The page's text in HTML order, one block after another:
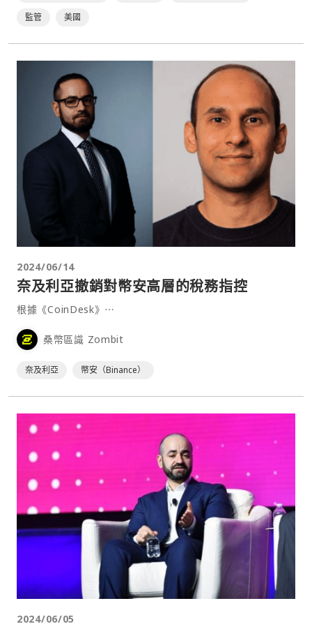
監管
美國
2024/06/14
奈及利亞撤銷對幣安高層的稅務指控
根據《CoinDesk》⋯
桑幣區識 Zombit
奈及利亞 幣安（Binance）
2024/06/05